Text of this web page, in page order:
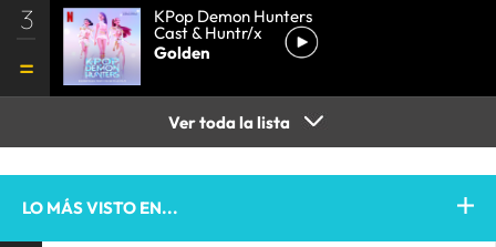
3 KPop Demon Hunters
Cast & Huntr/x
Golden
Ver toda la lista
LO MÁS VISTO EN...